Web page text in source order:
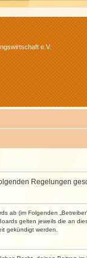
e.V.
Regelungen
ab (im Folgenden
gelten jeweils die an
gekündigt werden.